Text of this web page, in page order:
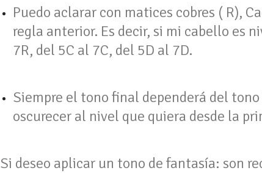
Puedo aclarar con matices cobres ( R),
regla anterior. Es decir, si mi cabello es
7R, del 5C al 7C, del 5D al 7D.
Siempre el tono final dependerá del
oscurecer al nivel que quiera desde la
Si deseo aplicar un tono de fantasía: son